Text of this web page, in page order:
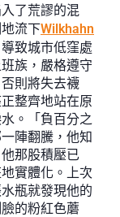
了荒謬的混
流下Wilkhahn
致城市低窪處
族，嚴格遵守
則將失去襪
整齊地站在原
。「負百分之
陣翻騰，他知
那股積壓已
實體化。上次
瓶就發現他的
的粉紅色蘑